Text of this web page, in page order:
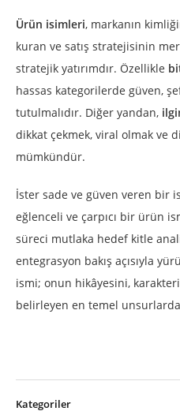
Ürün isimleri, markanın
kuran ve satış stratejisinin
stratejik yatırımdır. Özellikle
hassas kategorilerde güven,
tutulmalıdır. Diğer yandan,
dikkat çekmek, viral olmak ve
mümkündür.
İster sade ve güven veren bir
eğlenceli ve çarpıcı bir ürün
süreci mutlaka hedef kitle
entegrasyon bakış açısıyla
ismi; onun hikâyesini,
belirleyen en temel
Kategoriler